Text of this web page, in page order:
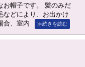
お帽子です。 髪のみだ
などにより、お出かけ
合、室内
≫続きを読む